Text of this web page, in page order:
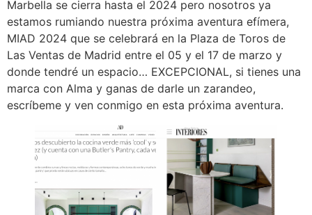
Marbella se cierra hasta el 2024 pero nosotros ya
estamos rumiando nuestra próxima aventura efímera,
MIAD 2024 que se celebrará en la Plaza de Toros de
Las Ventas de Madrid entre el 05 y el 17 de marzo y
donde tendré un espacio… EXCEPCIONAL, si tienes una
marca con Alma y ganas de darle un zarandeo,
escríbeme y ven conmigo en esta próxima aventura.